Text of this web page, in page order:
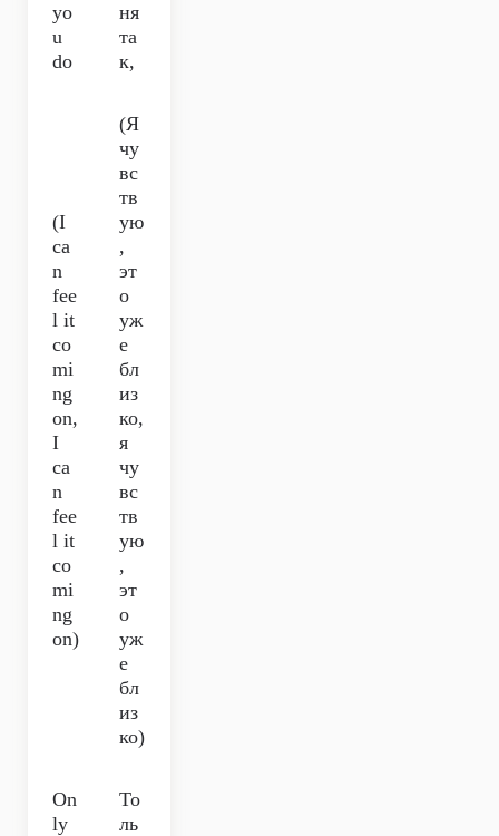
yo
u
do
ня
та
к,
(I
ca
n
fee
l it
co
mi
ng
on,
I
ca
n
fee
l it
co
mi
ng
on)
(Я
чу
вс
тв
ую
,
эт
о
уж
е
бл
из
ко,
я
чу
вс
тв
ую
,
эт
о
уж
е
бл
из
ко)
On
ly
То
ль